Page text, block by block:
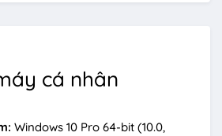
cá nhân
Windows 10 Pro 64-bit (10.0,